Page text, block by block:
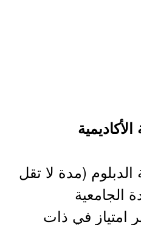
(مدة لا تقل
الجامعية
مع 6 أشهر امتياز في ذات